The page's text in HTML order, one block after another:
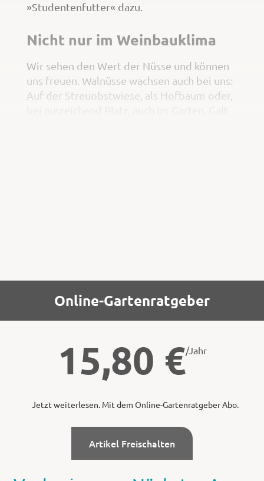
»Studentenfutter« dazu.
Nicht nur im Weinbauklima
Wir sehen den Wert der Nüsse und können
uns freuen. Walnüsse wachsen auch bei uns:
Auf der Streuobstwiese, als Hofbaum oder,
Online-Gartenratgeber
15,80 €/Jahr
Jetzt weiterlesen. Mit dem Online-Gartenratgeber Abo.
Artikel Freischalten